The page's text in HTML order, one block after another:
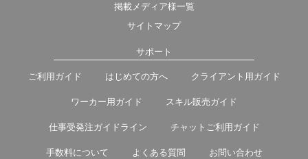
掲載メディア様一覧
サイトマップ
サポート
ご利用ガイド はじめての方へ クライアント用ガイド
ワーカー用ガイド スキル販売ガイド
仕事受発注ガイドライン チャットご利用ガイド
手数料について よくある質問 お問い合わせ